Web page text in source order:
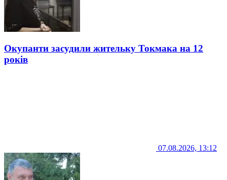
Окупанти засудили жительку Токмака на 12
років
07.08.2026, 13:12